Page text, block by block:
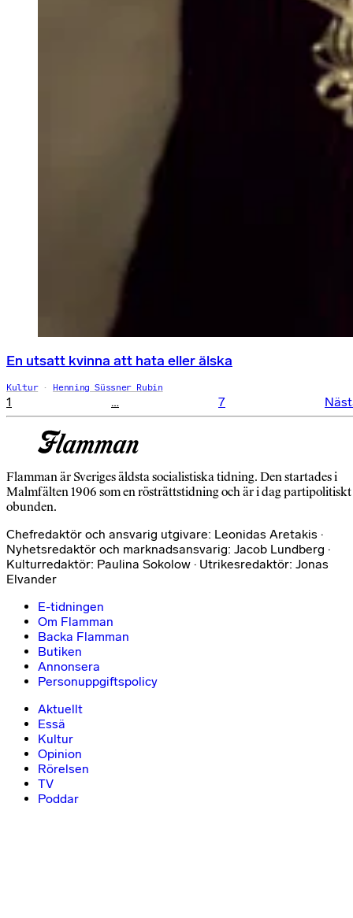
En utsatt kvinna att hata eller älska
Kultur Henning Süssner Rubin
Sidnumrering
inlägg
1 … 7
Flamman är Sveriges äldsta socialistiska tidning. Den startades i
Malmfälten 1906 som en rösträttstidning och är i dag partipolitiskt
obunden.
Chefredaktör och ansvarig utgivare: Leonidas Aretakis ·
Nyhetsredaktör och marknadsansvarig: Jacob Lundberg ·
Kulturredaktör: Paulina Sokolow · Utrikesredaktör: Jonas
Elvander
E-tidningen
Om Flamman
Backa Flamman
Butiken
Annonsera
Personuppgiftspolicy
Aktuellt
Essä
Kultur
Opinion
Rörelsen
TV
Poddar